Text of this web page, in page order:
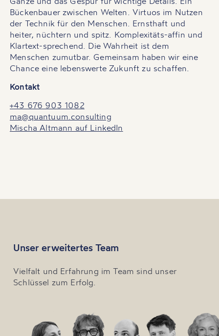
Bückenbauer zwischen Welten. Virtuos im Nutzen
der Technik für den Menschen. Ernsthaft und
heiter, nüchtern und spitz. Komplexitäts-affin und
Klartext-sprechend. Die Wahrheit ist dem
Menschen zumutbar. Gemeinsam haben wir eine
Chance eine lebenswerte Zukunft zu schaffen.
Kontakt
+43 676 903 1082
ma@quantuum.consulting
Mischa Altmann auf LinkedIn
Unser erweitertes Team
Vielfalt und Erfahrung im Team sind unser
Schlüssel zum Erfolg.